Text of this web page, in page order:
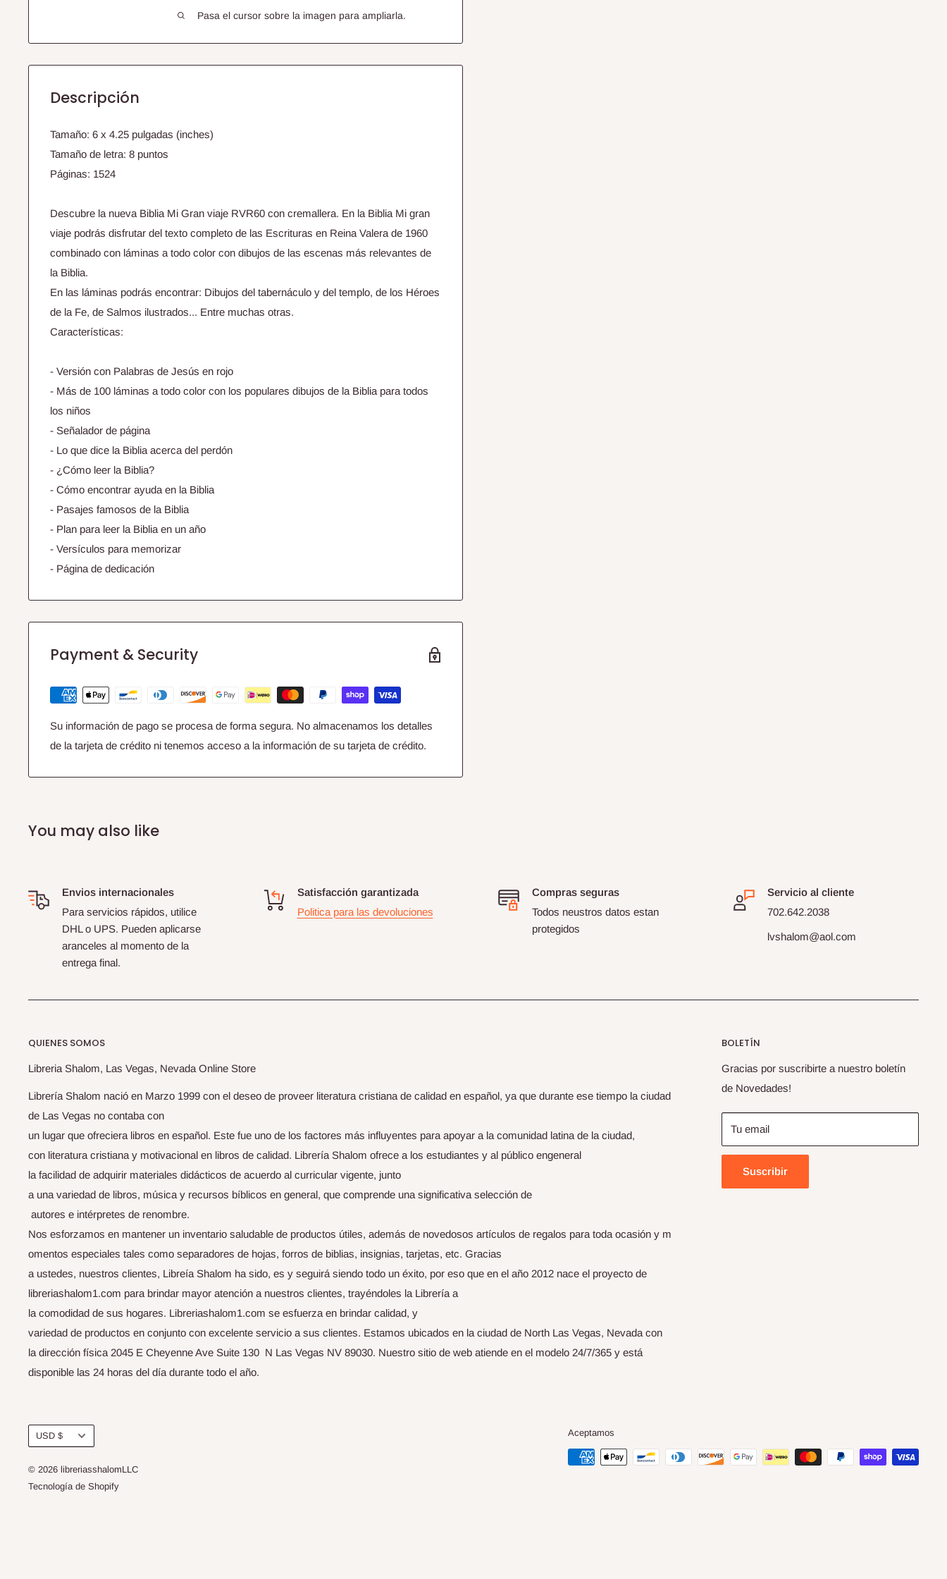
Pasa el cursor sobre la imagen para ampliarla.
Descripción
Tamaño: 6 x 4.25 pulgadas (inches)
Tamaño de letra: 8 puntos
Páginas: 1524
Descubre la nueva Biblia Mi Gran viaje RVR60 con cremallera. En la Biblia Mi gran
viaje podrás disfrutar del texto completo de las Escrituras en Reina Valera de 1960
combinado con láminas a todo color con dibujos de las escenas más relevantes de
la Biblia.
En las láminas podrás encontrar: Dibujos del tabernáculo y del templo, de los Héroes
de la Fe, de Salmos ilustrados... Entre muchas otras.
Características:
- Versión con Palabras de Jesús en rojo
- Más de 100 láminas a todo color con los populares dibujos de la Biblia para todos
los niños
- Señalador de página
- Lo que dice la Biblia acerca del perdón
- ¿Cómo leer la Biblia?
- Cómo encontrar ayuda en la Biblia
- Pasajes famosos de la Biblia
- Plan para leer la Biblia en un año
- Versículos para memorizar
- Página de dedicación
Payment & Security
Su información de pago se procesa de forma segura. No almacenamos los detalles
de la tarjeta de crédito ni tenemos acceso a la información de su tarjeta de crédito.
You may also like
Envios internacionales
Para servicios rápidos, utilice
DHL o UPS. Pueden aplicarse
aranceles al momento de la
entrega final.
Satisfacción garantizada
Politica para las devoluciones
Compras seguras
Todos neustros datos estan
protegidos
Servicio al cliente
702.642.2038
lvshalom@aol.com
QUIENES SOMOS
Libreria Shalom, Las Vegas, Nevada Online Store
Librería Shalom nació en Marzo 1999 con el deseo de proveer literatura cristiana de calidad en español, ya que durante ese tiempo la ciudad
de Las Vegas no contaba con
un lugar que ofreciera libros en español. Este fue uno de los factores más influyentes para apoyar a la comunidad latina de la ciudad,
con literatura cristiana y motivacional en libros de calidad. Librería Shalom ofrece a los estudiantes y al público engeneral
la facilidad de adquirir materiales didácticos de acuerdo al curricular vigente, junto
a una variedad de libros, música y recursos bíblicos en general, que comprende una significativa selección de
autores e intérpretes de renombre.
Nos esforzamos en mantener un inventario saludable de productos útiles, además de novedosos artículos de regalos para toda ocasión y m
omentos especiales tales como separadores de hojas, forros de biblias, insignias, tarjetas, etc. Gracias
a ustedes, nuestros clientes, Libreía Shalom ha sido, es y seguirá siendo todo un éxito, por eso que en el año 2012 nace el proyecto de
libreriashalom1.com para brindar mayor atención a nuestros clientes, trayéndoles la Librería a
la comodidad de sus hogares. Libreriashalom1.com se esfuerza en brindar calidad, y
variedad de productos en conjunto con excelente servicio a sus clientes. Estamos ubicados en la ciudad de North Las Vegas, Nevada con
la dirección física 2045 E Cheyenne Ave Suite 130 N Las Vegas NV 89030. Nuestro sitio de web atiende en el modelo 24/7/365 y está
disponible las 24 horas del día durante todo el año.
BOLETÍN
Gracias por suscribirte a nuestro boletín
de Novedades!
Tu email
Suscribir
Moneda
USD $
© 2026 libreriasshalomLLC
Tecnología de Shopify
Aceptamos